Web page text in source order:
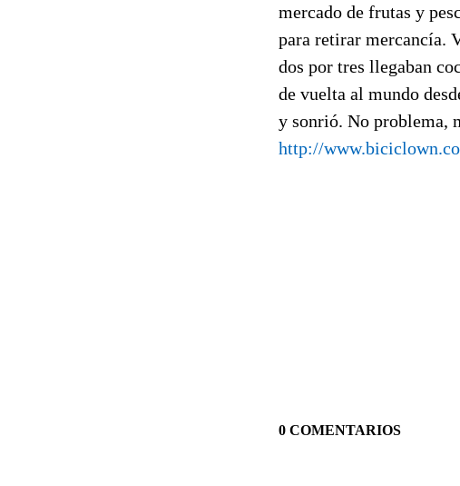
mercado de frutas y
para retirar mercancía.
dos por tres llegaban
de vuelta al mundo
y sonrió. No problema,
http://
0 COMENTARIOS